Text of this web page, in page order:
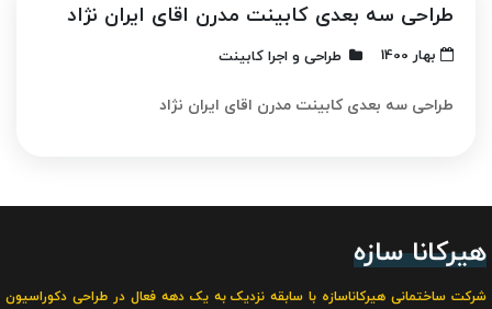
طراحی سه بعدی کابینت مدرن اقای ایران نژاد
بهار 1400 طراحی و اجرا کابینت
طراحی سه بعدی کابینت مدرن اقای ایران نژاد
هیرکانا سازه
شرکت ساختمانی هیرکاناسازه با سابقه نزدیک به یک دهه فعال درطراحی دکوراسیون